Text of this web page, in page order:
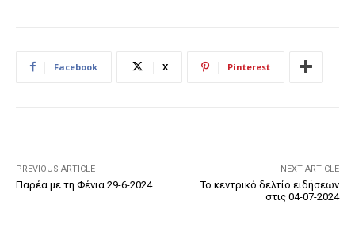
Facebook X Pinterest
PREVIOUS ARTICLE
Παρέα με τη Φένια 29-6-2024
NEXT ARTICLE
Το κεντρικό δελτίο ειδήσεων
στις 04-07-2024